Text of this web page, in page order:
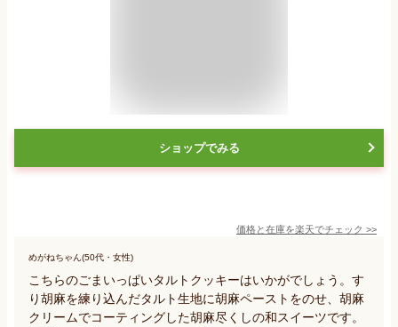
ショップでみる
価格と在庫を楽天でチェック >>
めがねちゃん(50代・女性)
こちらのごまいっぱいタルトクッキーはいかがでしょう。す
り胡麻を練り込んだタルト生地に胡麻ペーストをのせ、胡麻
クリームでコーティングした胡麻尽くしの和スイーツです。